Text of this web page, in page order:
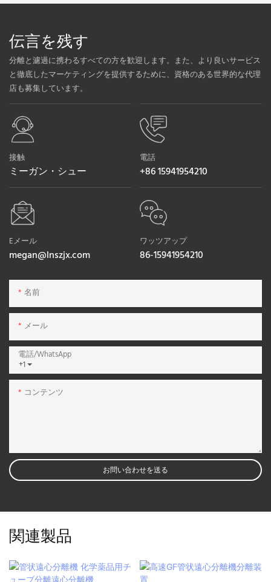
伝言を残す
分離と濾過に携わるすべての方を歓迎します。また、より良いサービス
と徹底したマーケティングを提供するために、資格のある世界的な代理
店も募集しています。
接触
ミーガン・シュー
電話
+86 15941954210
Eメール
megan@lnszjx.com
ワッツアップ
86-15941954210
名前
メール
+1
電話/WhatsApp
コンテンツ
お問い合わせを送る
関連製品